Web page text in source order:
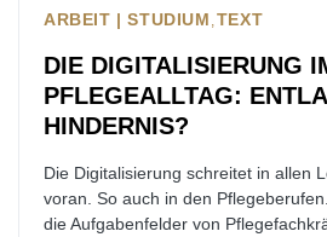
ARBEIT | STUDIUM TEXT
DIE DIGITALISIERUNG
PFLEGEALLTAG:
HINDERNIS?
Die Digitalisierung schreitet in allen
voran. So auch in den
die Aufgabenfelder von